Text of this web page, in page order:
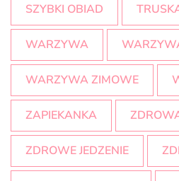
SZYBKI OBIAD
WARZYWA
WARZYWA ZIMOWE
ZAPIEKANKA
ZDROWE JEDZENIE